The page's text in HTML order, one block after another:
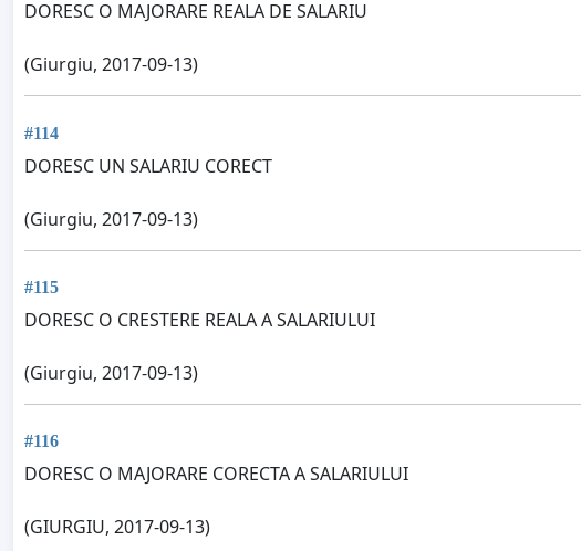
DORESC O MAJORARE REALA DE SALARIU
(Giurgiu, 2017-09-13)
#114
DORESC UN SALARIU CORECT
(Giurgiu, 2017-09-13)
#115
DORESC O CRESTERE REALA A SALARIULUI
(Giurgiu, 2017-09-13)
#116
DORESC O MAJORARE CORECTA A SALARIULUI
(GIURGIU, 2017-09-13)